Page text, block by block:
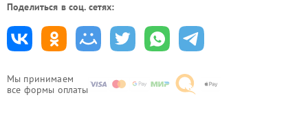
Мы принимаем
все формы оплаты
Поделиться в соц. сетях: